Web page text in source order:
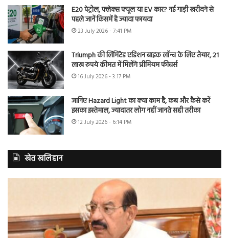
E20 पेट्रोल, फ्लेक्स फ्यूल या EV कार? नई गाड़ी खरीदने से
पहले जानें किसमें है ज्यादा फायदा
23 July 2026 - 7:41 PM
Triumph की लिमिटेड एडिशन बाइक लॉन्च के लिए तैयार, 21
लाख रुपये कीमत में मिलेंगे प्रीमियम फीचर्स
16 July 2026 - 3:17 PM
जानिए Hazard Light का क्या काम है, कब और कैसे करें
इसका इस्तेमाल, ज्यादातर लोग नहीं जानते सही तरीका
12 July 2026 - 6:14 PM
खेत खलिहान